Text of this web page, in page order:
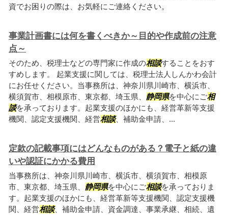
資でお困りの際は、お気軽にご連絡ください。
事業計画書には何を書くべきか～目的や作成前の注意
点～
そのため、税理士などの専門家に作成の相談することをおす
すめします。 起業支援に関しては、税理士法人しんかわ会計
にお任せください。当事務所は、神奈川県川崎市、横浜市、
横須賀市、相模原市、東京都、埼玉県、 静岡県を中心にご相
談を承っております。起業支援のほかにも、経営革新等支援
機関、認定支援機関、経営相談、補助金申請、...
定款の記載事項にはどんなものがある？電子と紙の違
いや認証にかかる費用
当事務所は、神奈川県川崎市、横浜市、横須賀市、相模原
市、東京都、埼玉県、 静岡県を中心にご相談を承っておりま
す。起業支援のほかにも、経営革新等支援機関、認定支援機
関、経営相談、補助金申請、資金調達、事業承継、相続、遺